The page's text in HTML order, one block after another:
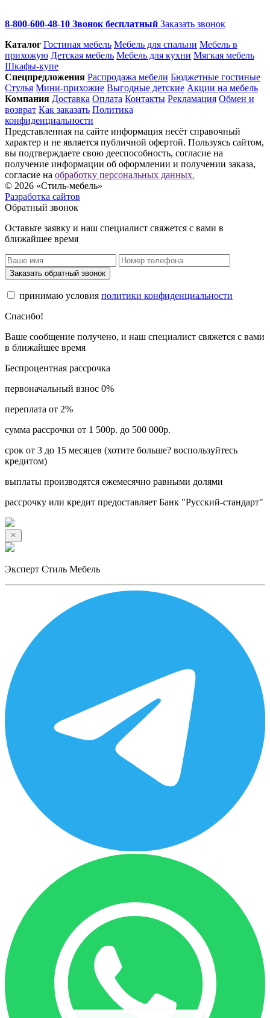
8-800-600-48-10 Звонок бесплатный Заказать звонок
Каталог Гостиная мебель Мебель для спальни Мебель в
прихожую Детская мебель Мебель для кухни Мягкая мебель
Шкафы-купе
Спец­предложения Распродажа мебели Бюджетные гостиные
Стулья Мини-прихожие Выгодные детские Акции на мебель
Компания Доставка Оплата Контакты Рекламация Обмен и
возврат Как заказать Политика
конфиденциальности
Представленная на сайте информация несёт справочный
характер и не является публичной офертой. Пользуясь сайтом,
вы подтверждаете свою дееспособность, согласие на
получение информации об оформлении и получении заказа,
согласие на обработку персональных данных.
© 2026 «Стиль-мебель»
Разработка сайтов
Обратный звонок
Оставьте заявку и наш специалист свяжется с вами в
ближайшее время
Заказать обратный звонок
принимаю условия политики конфиденциальности
Спасибо!
Ваше сообщение получено, и наш специалист свяжется с вами
в ближайшее время
Беспроцентная рассрочка
первоначальный взнос 0%
переплата от 2%
сумма рассрочки от 1 500р. до 500 000р.
срок от 3 до 15 месяцев (хотите больше? воспользуйтесь
кредитом)
выплаты производятся ежемесячно равными долями
рассрочку или кредит предоставляет Банк "Русский-стандарт"
Эксперт Стиль Мебель